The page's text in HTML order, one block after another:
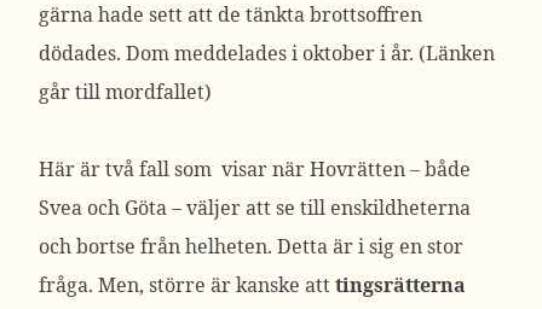
gärna hade sett att de tänkta brottsoffren
dödades. Dom meddelades i oktober i år. (Länken
går till mordfallet)
Här är två fall som visar när Hovrätten – både
Svea och Göta – väljer att se till enskildheterna
och bortse från helheten. Detta är i sig en stor
fråga. Men, större är kanske atttingsrätterna